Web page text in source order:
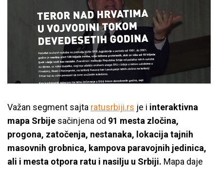
Važan segment sajta ratusrbiji.rs je i interaktivna
mapa Srbije sačinjena od 91 mesta zločina,
progona, zatočenja, nestanaka, lokacija tajnih
masovnih grobnica, kampova paravojnih jedinica,
ali i mesta otpora ratu i nasilju u Srbiji. Mapa daje